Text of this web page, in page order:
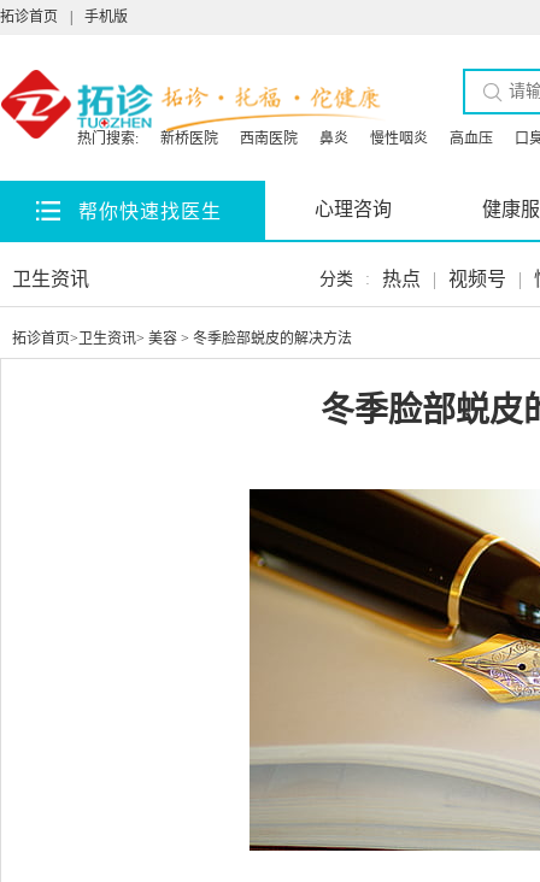
拓诊首页 手机版
热门搜索: 新桥医院 西南医院 鼻炎 慢性咽炎 高血压 口
帮你快速找医生 心理咨询 健康
卫生资讯 分类 : 热点 | 视频号 |
拓诊首页> 卫生资讯> 美容 > 冬季脸部蜕皮的解决方法
冬季脸部蜕皮